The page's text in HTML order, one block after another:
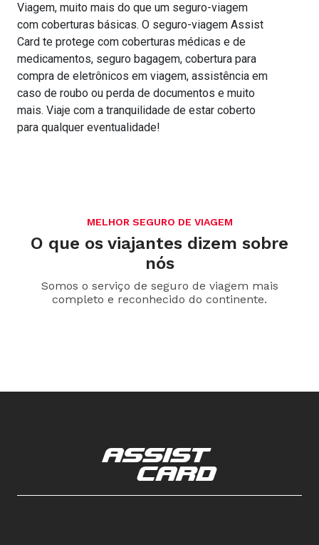
Viagem, muito mais do que um seguro-viagem
com coberturas básicas. O seguro-viagem Assist
Card te protege com coberturas médicas e de
medicamentos, seguro bagagem, cobertura para
compra de eletrônicos em viagem, assistência em
caso de roubo ou perda de documentos e muito
mais. Viaje com a tranquilidade de estar coberto
para qualquer eventualidade!
MELHOR SEGURO DE VIAGEM
O que os viajantes dizem sobre
nós
Somos o serviço de seguro de viagem mais
completo e reconhecido do continente.